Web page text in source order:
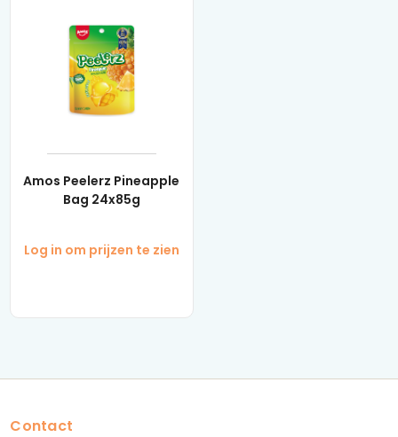
Amos Peelerz Pineapple
Bag 24x85g
Log in om prijzen te zien
Contact